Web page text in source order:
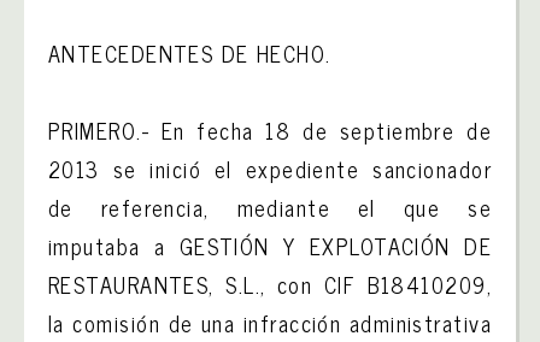
ANTECEDENTES DE HECHO.
PRIMERO.- En fecha 18 de septiembre de
2013 se inició el expediente sancionador
de referencia, mediante el que se
imputaba a GESTIÓN Y EXPLOTACIÓN DE
RESTAURANTES, S.L., con CIF B18410209,
la comisión de una infracción administrativa